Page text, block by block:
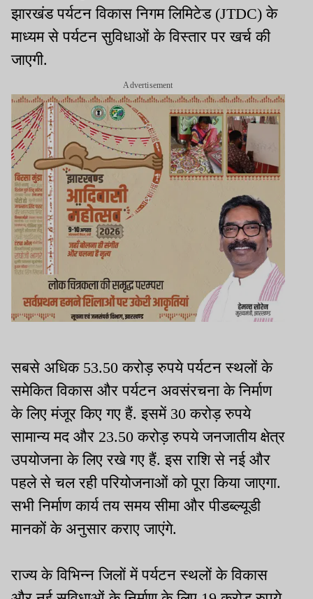
झारखंड पर्यटन विकास निगम लिमिटेड (JTDC) के
माध्यम से पर्यटन सुविधाओं के विस्तार पर खर्च की
जाएगी.
Advertisement
सबसे अधिक 53.50 करोड़ रुपये पर्यटन स्थलों के
समेकित विकास और पर्यटन अवसंरचना के निर्माण
के लिए मंजूर किए गए हैं. इसमें 30 करोड़ रुपये
सामान्य मद और 23.50 करोड़ रुपये जनजातीय क्षेत्र
उपयोजना के लिए रखे गए हैं. इस राशि से नई और
पहले से चल रही परियोजनाओं को पूरा किया जाएगा.
सभी निर्माण कार्य तय समय सीमा और पीडब्ल्यूडी
मानकों के अनुसार कराए जाएंगे.
राज्य के विभिन्न जिलों में पर्यटन स्थलों के विकास